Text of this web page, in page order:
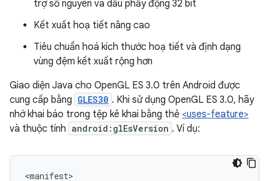
trợ số nguyên và dấu phẩy động 32 bit
Kết xuất hoạ tiết nâng cao
Tiêu chuẩn hoá kích thước hoạ tiết và định dạng
vùng đệm kết xuất rộng hơn
Giao diện Java cho OpenGL ES 3.0 trên Android được
cung cấp bằng GLES30 . Khi sử dụng OpenGL ES 3.0, hãy
nhớ khai báo trong tệp kê khai bằng thẻ <uses-feature>
và thuộc tính android:glEsVersion . Ví dụ:
<manifest>